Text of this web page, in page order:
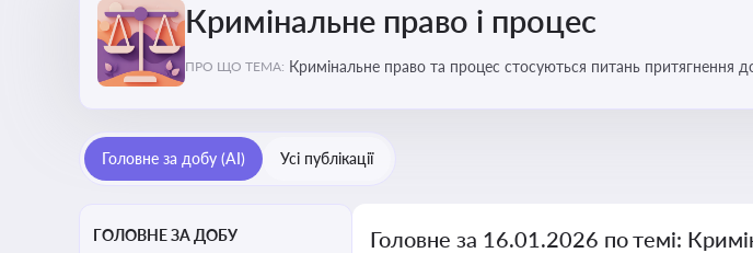
Кримінальне право і процес
ПРО ЩО ТЕМА: Кримінальне право та процес стосуються питань притягнення
Головне за добу (AI) Усі публікації
ГОЛОВНЕ ЗА ДОБУ Головне за 16.01.2026 по темі: